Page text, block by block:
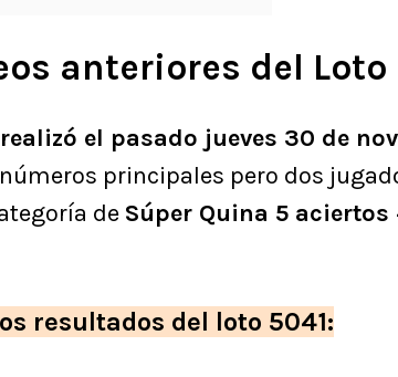
anteriores del Loto
el pasado jueves 30 de
principales pero dos
de Súper Quina 5 aciertos
resultados del loto 5041: